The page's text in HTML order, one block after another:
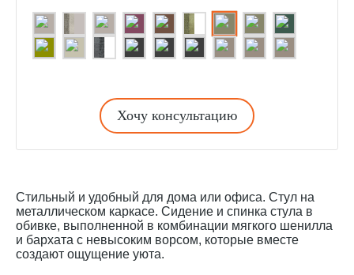
Хочу консультацию
Стильный и удобный для дома или офиса. Стул на
металлическом каркасе. Сидение и спинка стула в
обивке, выполненной в комбинации мягкого шенилла
и бархата с невысоким ворсом, которые вместе
создают ощущение уюта.